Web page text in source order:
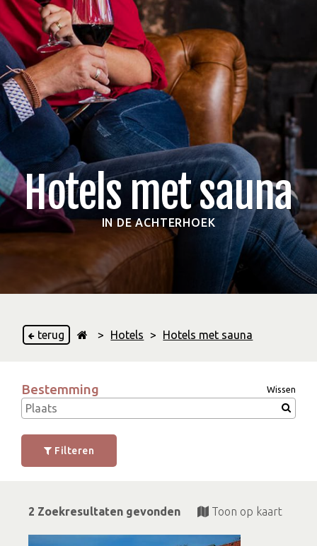
Hotels met sauna
IN DE ACHTERHOEK
terug > Hotels > Hotels met sauna
Bestemming Wissen
Filteren
2 Zoekresultaten gevonden Toon op kaart